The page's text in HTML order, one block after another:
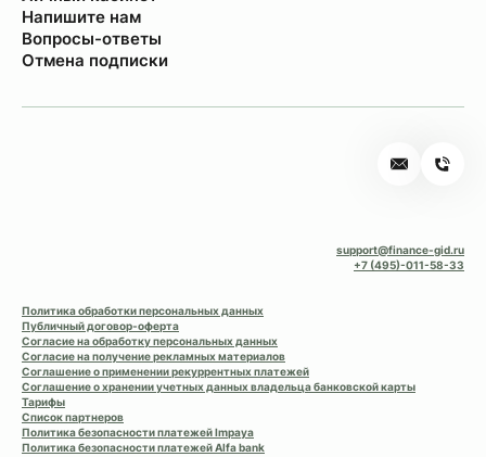
Напишите нам
Вопросы-ответы
Отмена подписки
support@finance-gid.ru
+7 (495)-011-58-33
Политика обработки персональных данных
Публичный договор-оферта
Согласие на обработку персональных данных
Согласие на получение рекламных материалов
Соглашение о применении рекуррентных платежей
Соглашение о хранении учетных данных владельца банковской карты
Тарифы
Список партнеров
Политика безопасности платежей Impaya
Политика безопасности платежей Alfa bank